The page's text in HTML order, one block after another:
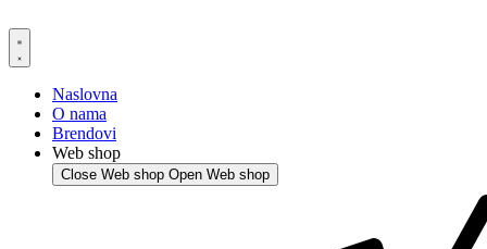
to
content
Naslovna
O nama
Brendovi
Web shop
Close Web shop Open Web shop